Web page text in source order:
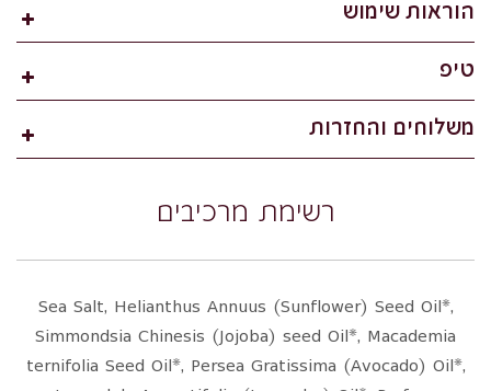
הוראות שימוש
טיפ
משלוחים והחזרות
רשימת מרכיבים
Sea Salt, Helianthus Annuus (Sunflower) Seed Oil*,
Simmondsia Chinesis (Jojoba) seed Oil*, Macademia
ternifolia Seed Oil*, Persea Gratissima (Avocado) Oil*,